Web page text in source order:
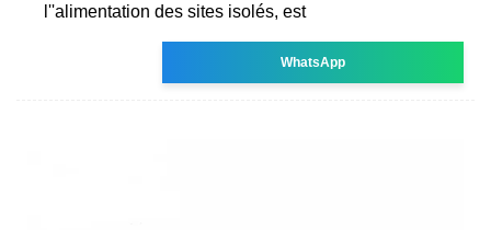
l''alimentation des sites isolés, est
WhatsApp